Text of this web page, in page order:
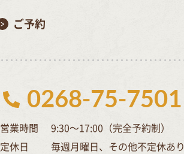
ご予約
0268-75-7501
営業時間
9:30～17:00（完全予約制）
定休日
毎週月曜日、その他不定休あり